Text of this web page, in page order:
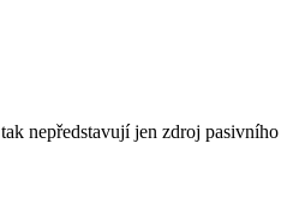
tak nepředstavují jen zdroj pasivního